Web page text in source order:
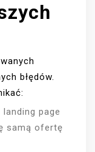
błędów.
page
samą ofertę